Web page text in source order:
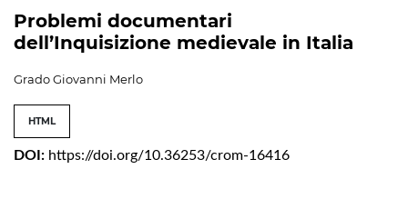
Problemi documentari
dell’Inquisizione medievale in Italia
Grado Giovanni Merlo
HTML
DOI: https://doi.org/10.36253/crom-16416